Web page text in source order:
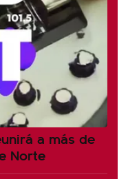
a más de
Norte